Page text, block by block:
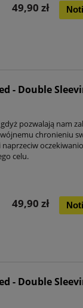
49,90 zł
- Double
pozwalają nam
chronieniu
celu.
49,90 zł
- Double